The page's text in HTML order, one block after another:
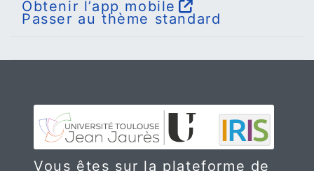
Obtenir l’app mobile
Passer au thème standard
Vous êtes sur la plateforme de